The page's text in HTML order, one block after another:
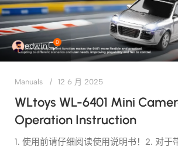
edwin 0
Manuals 12 6 月 2025
WLtoys WL-6401 Mini
Operation Instruction
1. 使用前请仔细阅读使用说明书！2. 对于